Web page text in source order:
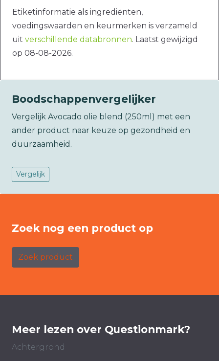
Etiketinformatie als ingrediënten,
voedingswaarden en keurmerken is verzameld
uit verschillende databronnen. Laatst gewijzigd
op 08-08-2026.
Boodschappenvergelijker
Vergelijk Avocado olie blend (250ml) met een
ander product naar keuze op gezondheid en
duurzaamheid.
Vergelijk
Zoek nog een product op
Zoek product
Meer lezen over Questionmark?
Achtergrond